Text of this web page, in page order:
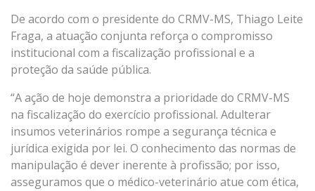
De acordo com o presidente do CRMV-MS, Thiago Leite
Fraga, a atuação conjunta reforça o compromisso
institucional com a fiscalização profissional e a
proteção da saúde pública.
“A ação de hoje demonstra a prioridade do CRMV-MS
na fiscalização do exercício profissional. Adulterar
insumos veterinários rompe a segurança técnica e
jurídica exigida por lei. O conhecimento das normas de
manipulação é dever inerente à profissão; por isso,
asseguramos que o médico-veterinário atue com ética,